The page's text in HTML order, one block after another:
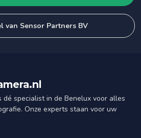
van Sensor Partners BV
dé specialist in de Benelux voor alles
Onze experts staan voor uw